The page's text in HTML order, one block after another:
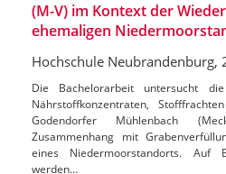
(M-V) im Kontext der
ehemaligen
Hochschule Neubrandenburg,
Die Bachelorarbeit untersucht
Nährstoffkonzentraten,
Godendorfer Mühlenbach
Zusammenhang mit
eines Niedermoorstandorts. Auf
werden…